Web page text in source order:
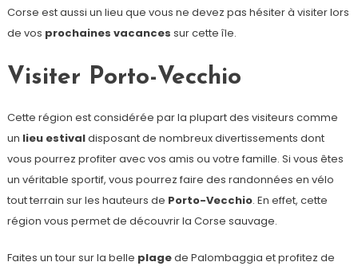
Corse est aussi un lieu que vous ne devez pas hésiter à visiter lors
de vos prochaines vacances sur cette île.
Visiter Porto-Vecchio
Cette région est considérée par la plupart des visiteurs comme
un lieu estivaldisposant de nombreux divertissements dont
vous pourrez profiter avec vos amis ou votre famille. Si vous êtes
un véritable sportif, vous pourrez faire des randonnées en vélo
tout terrain sur les hauteurs de Porto-Vecchio. En effet, cette
région vous permet de découvrir la Corse sauvage.
Faites un tour sur la belle plagede Palombaggia et profitez de